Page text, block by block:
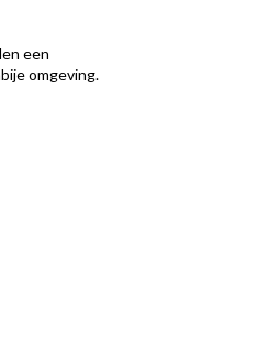
een
omgeving.